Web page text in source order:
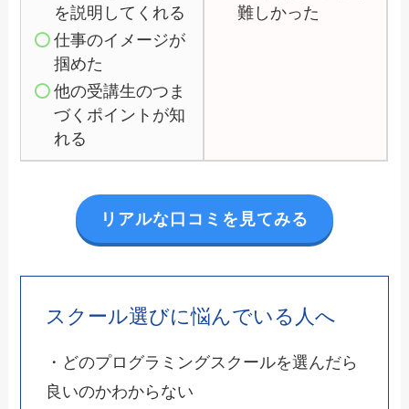
を説明してくれる
仕事のイメージが
掴めた
他の受講生のつま
づくポイントが知
れる
難しかった
リアルな口コミを見てみる
スクール選びに悩んでいる人へ
・どのプログラミングスクールを選んだら
良いのかわからない